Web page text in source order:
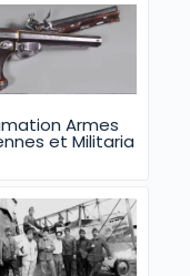
Armes
et Militaria